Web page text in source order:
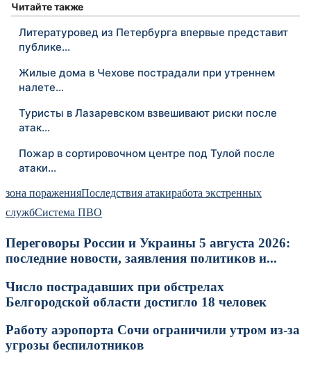
Читайте также
Литературовед из Петербурга впервые представит
публике…
Жилые дома в Чехове пострадали при утреннем
налете…
Туристы в Лазаревском взвешивают риски после
атак…
Пожар в сортировочном центре под Тулой после
атаки…
зона пораженияПоследствия атакиработа экстренных
службСистема ПВО
Переговоры России и Украины 5 августа 2026:
последние новости, заявления политиков и...
Число пострадавших при обстрелах
Белгородской области достигло 18 человек
Работу аэропорта Сочи ограничили утром из-за
угрозы беспилотников